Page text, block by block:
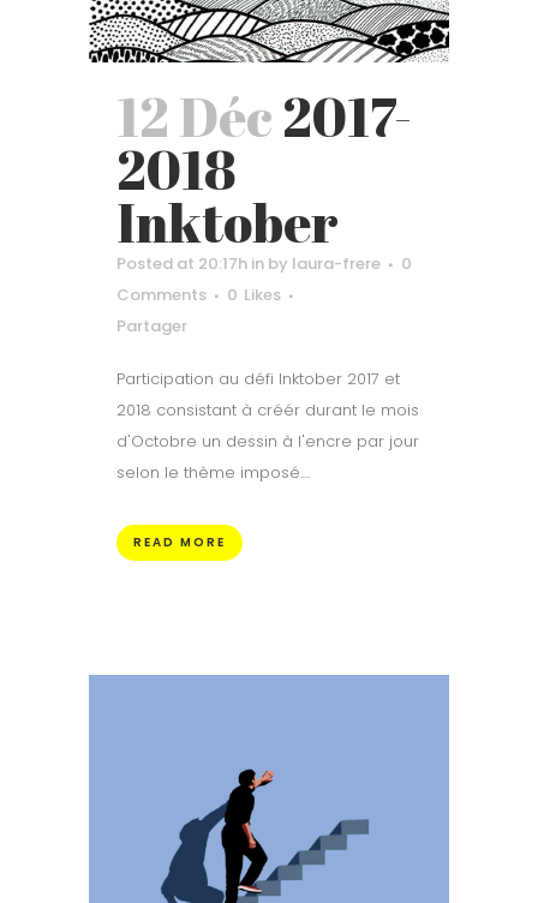
12 Déc2017-
2018
Inktober
Posted at 20:17h in by laura-frere
0
Comments
0 Likes
Partager
Participation au défi Inktober 2017 et
2018 consistant à créér durant le mois
d'Octobre un dessin à l'encre par jour
selon le thème imposé....
READ MORE